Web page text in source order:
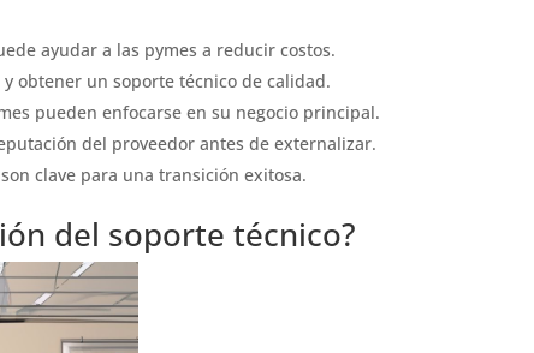
ayudar a las pymes a reducir costos.
obtener un soporte técnico de calidad.
pueden enfocarse en su negocio principal.
del proveedor antes de externalizar.
clave para una transición exitosa.
del soporte técnico?